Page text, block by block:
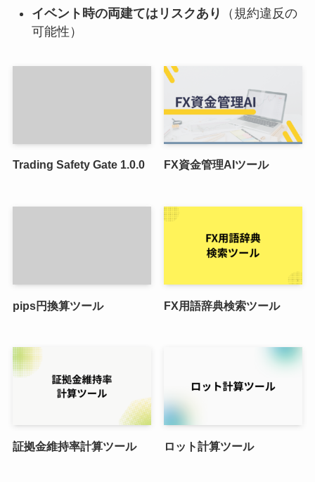
イベント時の両建てはリスクあり
（規約違反の
可能性）
Trading Safety Gate 1.0.0 FX資金管理AIツール
pips円換算ツール FX用語辞典検索ツール
証拠金維持率計算ツール ロット計算ツール